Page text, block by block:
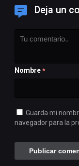
Deja un
Nombre *
Guarda mi
navegador para la